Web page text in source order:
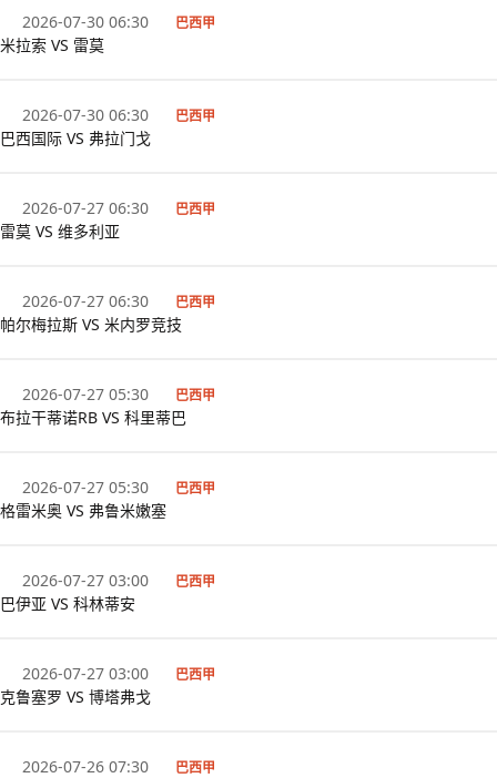
2026-07-30 06:30 巴西甲
米拉索 VS 雷莫
2026-07-30 06:30 巴西甲
巴西国际 VS 弗拉门戈
2026-07-27 06:30 巴西甲
雷莫 VS 维多利亚
2026-07-27 06:30 巴西甲
帕尔梅拉斯 VS 米内罗竞技
2026-07-27 05:30 巴西甲
布拉干蒂诺RB VS 科里蒂巴
2026-07-27 05:30 巴西甲
格雷米奥 VS 弗鲁米嫩塞
2026-07-27 03:00 巴西甲
巴伊亚 VS 科林蒂安
2026-07-27 03:00 巴西甲
克鲁塞罗 VS 博塔弗戈
2026-07-26 07:30 巴西甲